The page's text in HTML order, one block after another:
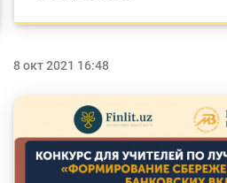
Олимпиады и чемпионаты
Новости finlit.uz
Проекты в СМИ
8 окт 2021 16:48